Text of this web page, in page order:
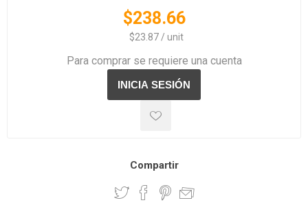
$238.66
‏‏‎ ‎‏‏‎ ‎$23.87 / unit
Para comprar se requiere una cuenta
Compartir